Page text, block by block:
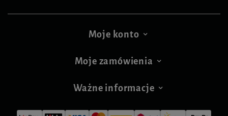
Moje konto
Moje zamówienia
Ważne informacje